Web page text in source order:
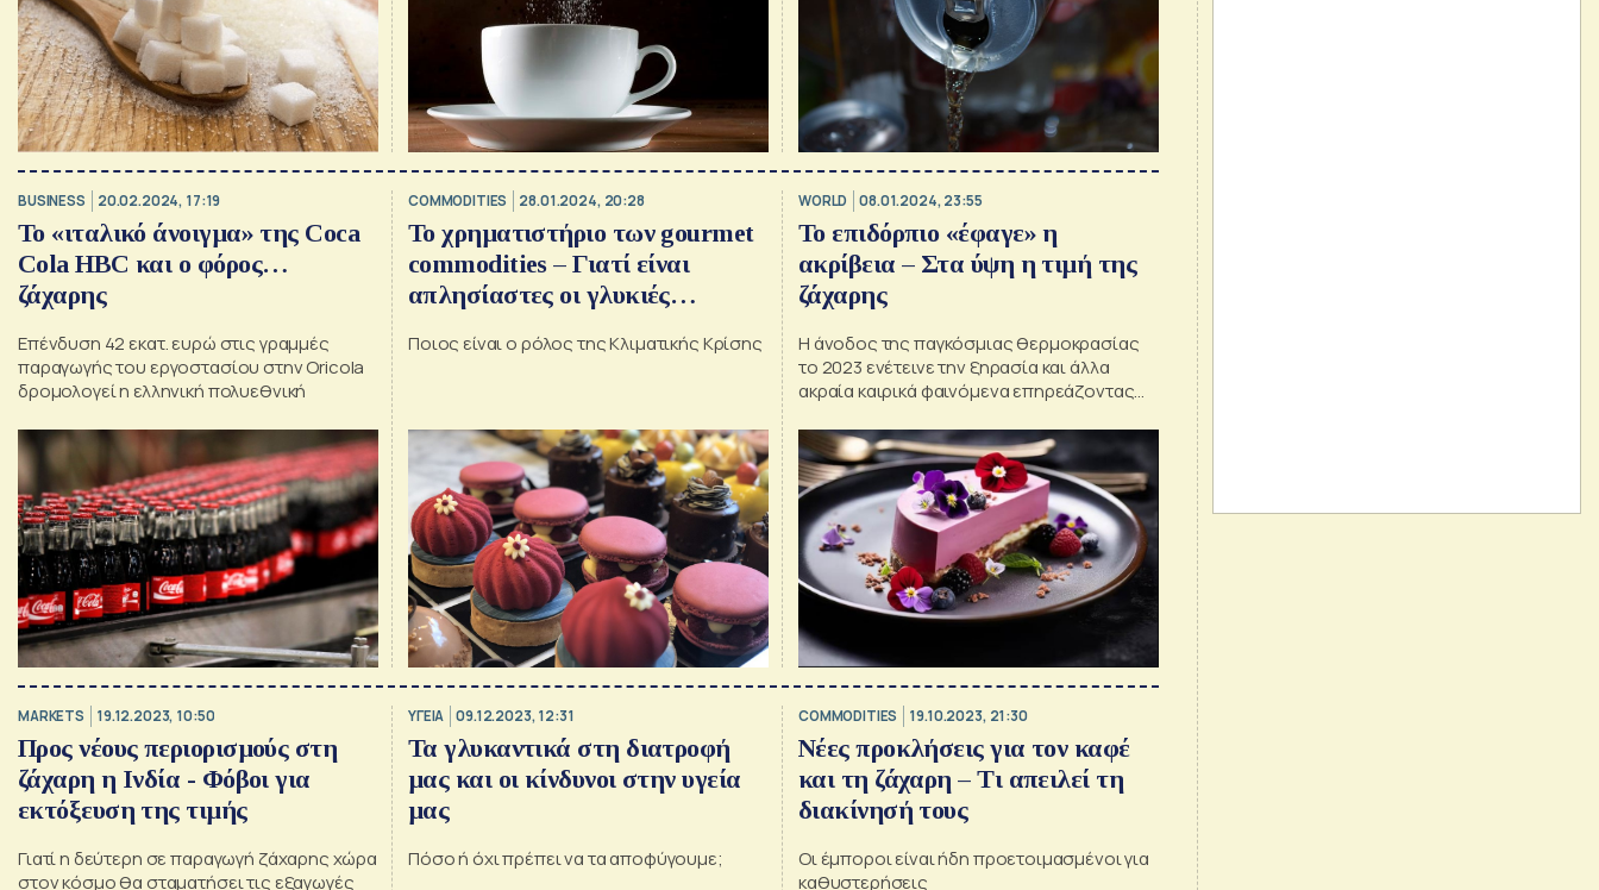
BUSINESS 20.02.2024, 17:19
Το «ιταλικό άνοιγμα» της Coca
Cola HBC και ο φόρος…
ζάχαρης
Επένδυση 42 εκατ. ευρώ στις γραμμές
παραγωγής του εργοστασίου στην Oricola
δρομολογεί η ελληνική πολυεθνική
COMMODITIES 28.01.2024, 20:28
Το χρηματιστήριο των gourmet
commodities – Γιατί είναι
απλησίαστες οι γλυκιές
Ποιος είναι ο ρόλος της Κλιματικής Κρίσης
WORLD 08.01.2024, 23:55
Το επιδόρπιο «έφαγε» η
ακρίβεια – Στα ύψη η τιμή της
ζάχαρης
Η άνοδος της παγκόσμιας θερμοκρασίας
το 2023 ενέτεινε την ξηρασία και άλλα
ακραία καιρικά φαινόμενα επηρεάζοντας
MARKETS 19.12.2023, 10:50
Προς νέους περιορισμούς στη
ζάχαρη η Ινδία - Φόβοι για
εκτόξευση της τιμής
Γιατί η δεύτερη σε παραγωγή ζάχαρης χώρα
στον κόσμο θα σταματήσει τις εξαγωγές
ΥΓΕΙΑ 09.12.2023, 12:31
Τα γλυκαντικά στη διατροφή
μας και οι κίνδυνοι στην υγεία
μας
Πόσο ή όχι πρέπει να τα αποφύγουμε;
COMMODITIES 19.10.2023, 21:30
Νέες προκλήσεις για τον καφέ
και τη ζάχαρη – Τι απειλεί τη
διακίνησή τους
Οι έμποροι είναι ήδη προετοιμασμένοι για
καθυστερήσεις